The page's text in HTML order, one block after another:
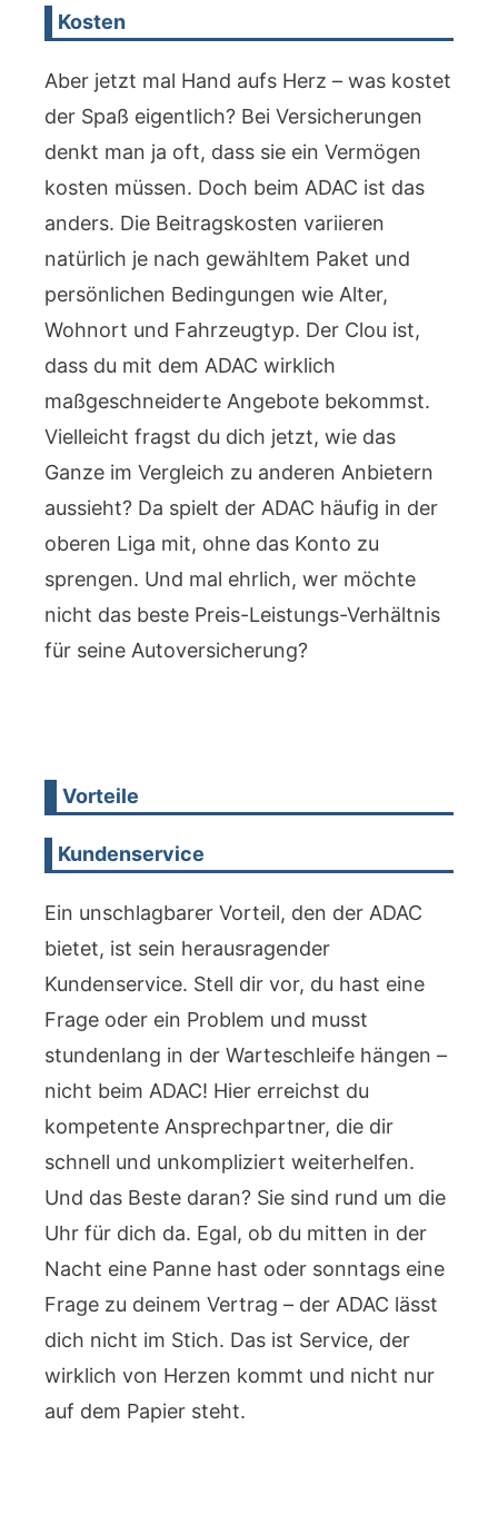
Kosten
Aber jetzt mal Hand aufs Herz – was kostet
der Spaß eigentlich? Bei Versicherungen
denkt man ja oft, dass sie ein Vermögen
kosten müssen. Doch beim ADAC ist das
anders. Die Beitragskosten variieren
natürlich je nach gewähltem Paket und
persönlichen Bedingungen wie Alter,
Wohnort und Fahrzeugtyp. Der Clou ist,
dass du mit dem ADAC wirklich
maßgeschneiderte Angebote bekommst.
Vielleicht fragst du dich jetzt, wie das
Ganze im Vergleich zu anderen Anbietern
aussieht? Da spielt der ADAC häufig in der
oberen Liga mit, ohne das Konto zu
sprengen. Und mal ehrlich, wer möchte
nicht das beste Preis-Leistungs-Verhältnis
für seine Autoversicherung?
Vorteile
Kundenservice
Ein unschlagbarer Vorteil, den der ADAC
bietet, ist sein herausragender
Kundenservice. Stell dir vor, du hast eine
Frage oder ein Problem und musst
stundenlang in der Warteschleife hängen –
nicht beim ADAC! Hier erreichst du
kompetente Ansprechpartner, die dir
schnell und unkompliziert weiterhelfen.
Und das Beste daran? Sie sind rund um die
Uhr für dich da. Egal, ob du mitten in der
Nacht eine Panne hast oder sonntags eine
Frage zu deinem Vertrag – der ADAC lässt
dich nicht im Stich. Das ist Service, der
wirklich von Herzen kommt und nicht nur
auf dem Papier steht.